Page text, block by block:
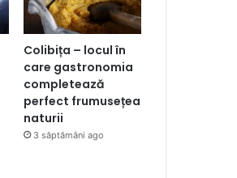
Colibița – locul în
care gastronomia
completează
perfect frumusețea
naturii
3 săptămâni ago